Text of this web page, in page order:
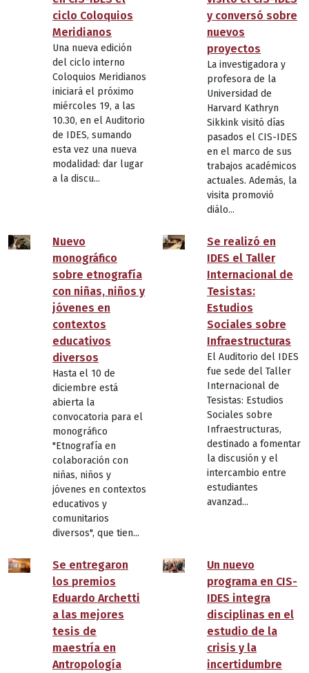
ciclo Coloquios
Meridianos
Una nueva edición
del ciclo interno
Coloquios Meridianos
iniciará el próximo
miércoles 19, a las
10.30, en el Auditorio
de IDES, sumando
esta vez una nueva
modalidad: dar lugar
a la discu...
y conversó sobre
nuevos
proyectos
La investigadora y
profesora de la
Universidad de
Harvard Kathryn
Sikkink visitó días
pasados el CIS-IDES
en el marco de sus
trabajos académicos
actuales. Además, la
visita promovió
diálo...
Nuevo
monográfico
sobre etnografía
con niñas, niños y
jóvenes en
contextos
educativos
diversos
Hasta el 10 de
diciembre está
abierta la
convocatoria para el
monográfico
"Etnografía en
colaboración con
niñas, niños y
jóvenes en contextos
educativos y
comunitarios
diversos", que tien...
Se realizó en
IDES el Taller
Internacional de
Tesistas:
Estudios
Sociales sobre
Infraestructuras
El Auditorio del IDES
fue sede del Taller
Internacional de
Tesistas: Estudios
Sociales sobre
Infraestructuras,
destinado a fomentar
la discusión y el
intercambio entre
estudiantes
avanzad...
Se entregaron
los premios
Eduardo Archetti
a las mejores
tesis de
maestría en
Antropología
Un nuevo
programa en CIS-
IDES integra
disciplinas en el
estudio de la
crisis y la
incertidumbre